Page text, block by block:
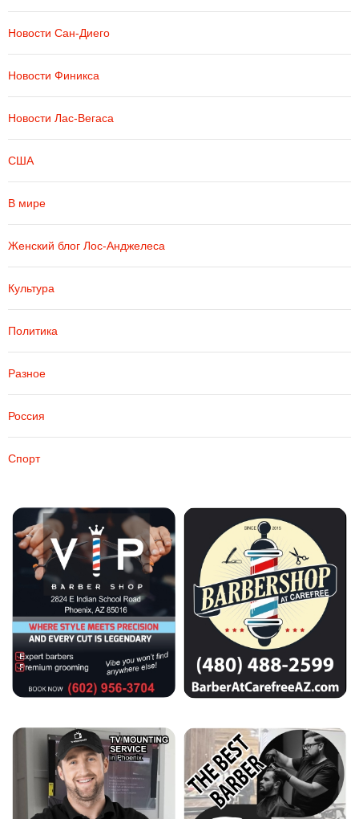
Новости Сан-Диего
Новости Финикса
Новости Лас-Вегаса
США
В мире
Женский блог Лос-Анджелеса
Культура
Политика
Разное
Россия
Спорт